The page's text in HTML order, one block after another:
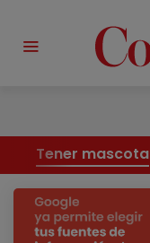
Tener mascota